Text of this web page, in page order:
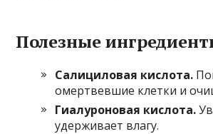
Полезные
Салициловая кислота.
омертвевшие клетки и
Гиалуроновая кислота.
удерживает влагу.